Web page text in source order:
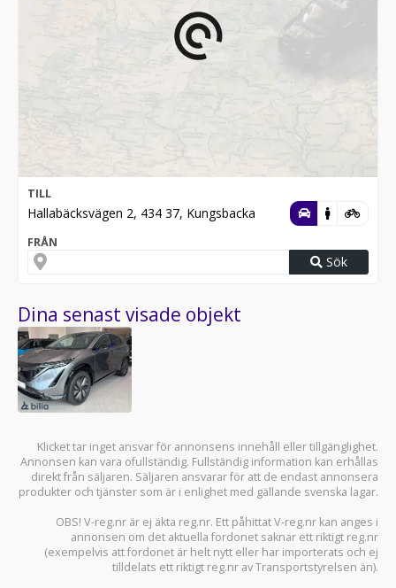
TILL
Hallabäcksvägen 2, 434 37, Kungsbacka
FRÅN
Sök
Dina senast visade objekt
Klicket tar inget ansvar för annonsens innehåll eller tillgänglighet.
Annonsen kan vara ofullständig. Fullständig information kan erhållas
direkt från säljaren. Säljaren ansvarar för att de endast annonsera
produkter och tjänster som är i enlighet med gällande svenska lagar.
OBS! V-reg.nr är ej äkta reg.nr. Ett påhittat V-reg.nr kan anges i
annonsen om det aktuella fordonet saknar ett riktigt reg.nr
(exempelvis att fordonet är helt nytt eller har importerats och ej
tilldelats ett riktigt reg.nr av Transportstyrelsen än).